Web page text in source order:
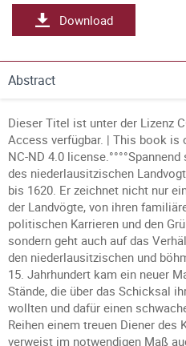
Download
Abstract
Dieser Titel ist unter der Lizenz
Access verfügbar. | This book is
NC-ND 4.0
des niederlausitzischen
bis 1620. Er zeichnet nicht nur
der Landvögte, von ihren
politischen Karrieren und den
sondern geht auch auf das
den niederlausitzischen und
15. Jahrhundert kam ein neuer
Stände, die über das Schicksal
wollten und dafür einen
Reihen einem treuen Diener des
verweist im notwendigen Maß